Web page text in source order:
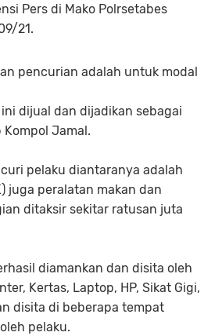
Pers di Mako Polrsetabes
21.
pencurian adalah untuk modal
dijual dan dijadikan sebagai
Kompol Jamal.
pelaku diantaranya adalah
juga peralatan makan dan
ditaksir sekitar ratusan juta
diamankan dan disita oleh
Kertas, Laptop, HP, Sikat Gigi,
disita di beberapa tempat
pelaku.